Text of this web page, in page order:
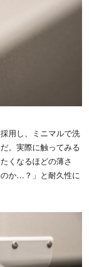
用し、ミニマルで洗
。実際に触ってみる
くなるほどの薄さ
か…？」と耐久性に